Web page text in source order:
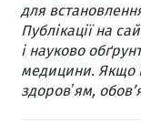
для
Публікації на
і науково
медицини. Якщо
здоровʼям,